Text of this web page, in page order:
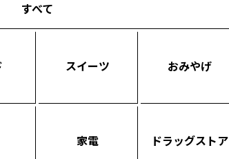
すべて
スイーツ おみやげ
家電 ドラッグストア